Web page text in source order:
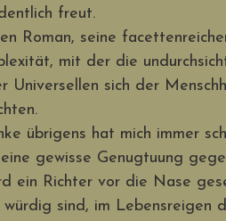
freut.
Roman, seine
mit der die
Universellen sich der
übrigens hat mich immer
gewisse Genugtuung
ein Richter vor die Nase
sind, im Lebensreigen